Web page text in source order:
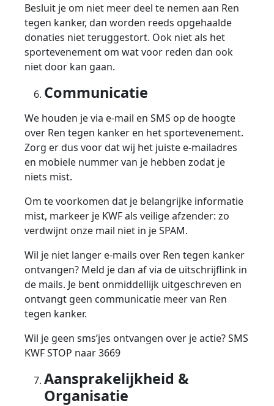
Besluit je om niet meer deel te nemen aan Ren
tegen kanker, dan worden reeds opgehaalde
donaties niet teruggestort. Ook niet als het
sportevenement om wat voor reden dan ook
niet door kan gaan.
Communicatie
We houden je via e-mail en SMS op de hoogte
over Ren tegen kanker en het sportevenement.
Zorg er dus voor dat wij het juiste e-mailadres
en mobiele nummer van je hebben zodat je
niets mist.
Om te voorkomen dat je belangrijke informatie
mist, markeer je KWF als veilige afzender: zo
verdwijnt onze mail niet in je SPAM.
Wil je niet langer e-mails over Ren tegen kanker
ontvangen? Meld je dan af via de uitschrijflink in
de mails. Je bent onmiddellijk uitgeschreven en
ontvangt geen communicatie meer van Ren
tegen kanker.
Wil je geen sms’jes ontvangen over je actie? SMS
KWF STOP naar 3669
Aansprakelijkheid &
Organisatie